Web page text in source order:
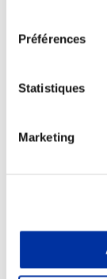
Préférences
Statistiques
Marketing
Juste
Info-